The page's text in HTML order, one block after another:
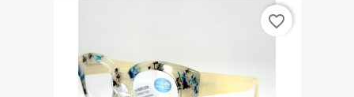
favorite_border